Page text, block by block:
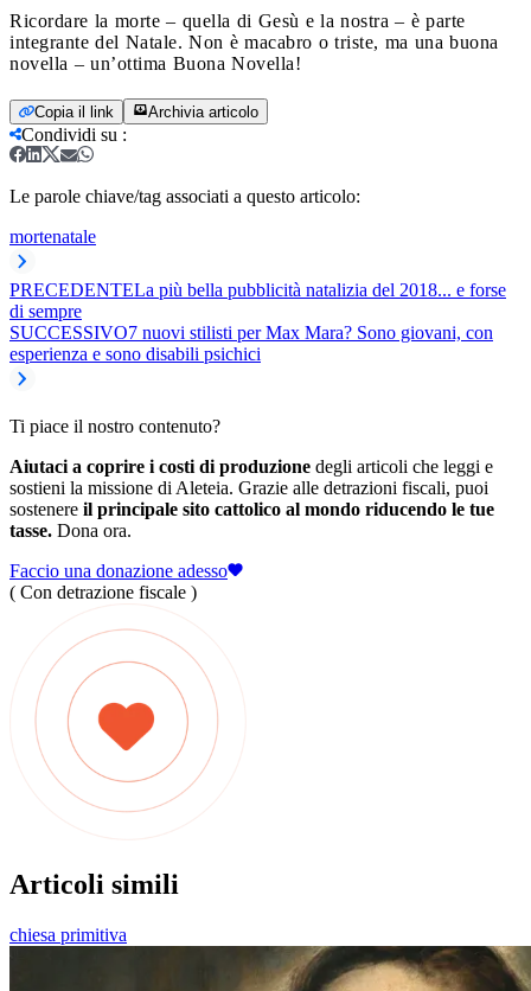
Ricordare la morte – quella di Gesù e la nostra – è parte
integrante del Natale. Non è macabro o triste, ma una buona
novella – un’ottima Buona Novella!
Copia il link Archivia articolo
Condividi su :
Le parole chiave/tag associati a questo articolo:
mortenatale
PRECEDENTELa più bella pubblicità natalizia del 2018... e forse
di sempre
SUCCESSIVO7 nuovi stilisti per Max Mara? Sono giovani, con
esperienza e sono disabili psichici
Ti piace il nostro contenuto?
Aiutaci a coprire i costi di produzione degli articoli che leggi e
sostieni la missione di Aleteia. Grazie alle detrazioni fiscali, puoi
sostenere il principale sito cattolico al mondo riducendo le tue
tasse. Dona ora.
Faccio una donazione adesso
( Con detrazione fiscale )
Articoli simili
chiesa primitiva